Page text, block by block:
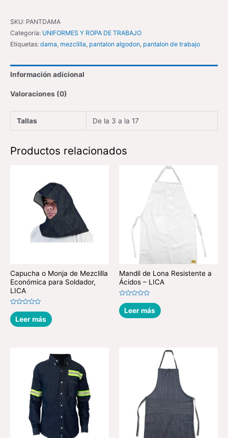
SKU: PANTDAMA
Categoría: UNIFORMES Y ROPA DE TRABAJO
Etiquetas: dama, mezclilla, pantalon algodon, pantalon de trabajo
Información adicional
Valoraciones (0)
Tallas De la 3 a la 17
Productos relacionados
Capucha o Monja de Mezclilla
Económica para Soldador,
LICA
Valorado
en
0
de
Leer más
Mandil de Lona Resistente a
Ácidos – LICA
Valorado
en
0
de
Leer más